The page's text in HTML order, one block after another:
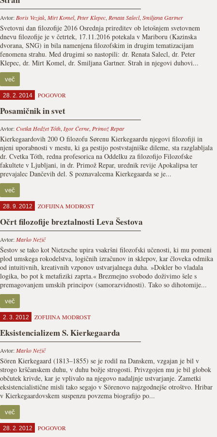
Avtor: Boris Vezjak, Mirt Komel, Peter Klepec, Renata Salecl, Smiljana Gartner
Svetovni dan filozofije 2016 Osrednja prireditev ob letošnjem svetovnem
dnevu filozofije je v četrtek, 17.11.2016 potekala v Mariboru (Kazinska
dvorana, SNG) in bila namenjena filozofskim in drugim tematizacijam
fenomena strahu. Med drugimi so nastopili: dr. Renata Salecl, dr. Peter
Klepec, dr. Mirt Komel, dr. Smiljana Gartner. Strah in njegovi duhovi...
več
28. 2. 2014 POGOVOR
Posamičnik in svet
Avtor:Cvetka Hedžet Tóth, Igor Černe, Primož Repar
Kierkegaardovih 200 O filozofu Sørenu Kierkegaardu njegovi filozofiji in
njeni uporabnosti v mestu, ki ga pestijo postvstajniške dileme, sta razglabljala
dr. Cvetka Tóth, redna profesorica na Oddelku za filozofijo Filozofske
fakultete v Ljubljani, in dr. Primož Repar, urednik revije Apokalipsa ter
prevajalec Dančevih del. S poznavalcema Kierkegaarda se je...
več
28. 9. 2012 ZOFIJINA MODROST
Očrt filozofije breztalnosti Leva Šestova
Avtor:Marko Nežič
Šestov se tako kot Nietzsche upira vsakršni filozofski učenosti, ki mu pomeni
plod umskega rokodelstva, logičnih izračunov in sklepov, kar človeka odmika
od intuitivnih, kreativnih vzponov ustvarjalnega duha. »Dokler bo vladala
logika, bo pot k metafiziki zaprta.« Brezmejno svobodo doživimo šele s
premagovanjem umskih principov (samorazvidnosti). Tako so dihotomije...
več
2. 3. 2012 ZOFIJINA MODROST
Eksistencializem S. Kierkegaarda
Avtor:Marko Nežič
Sören Kierkegaard (1813–1855) se je rodil na Danskem, vzgajan je bil v
strogo krščanskem duhu, v duhu božje strogosti. Privzgojen mu je bil globok
občutek krivde, kar je vplivalo na njegovo nadaljnje ustvarjanje. Zametki
eksistencialistične misli tako segajo v Sörenovo najzgodnejše otroštvo. Hribar
v Kierkegaardovskem suspenzu povzema biografijo po...
več
28. 2. 2012 POGOVOR